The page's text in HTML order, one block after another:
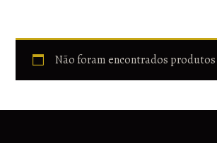
Não foram encontrados